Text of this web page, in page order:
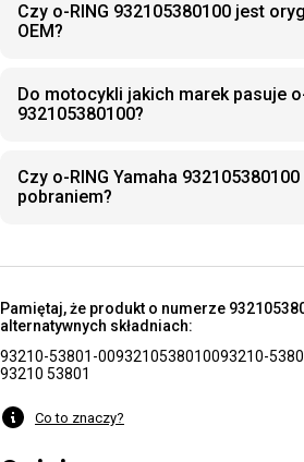
Czy o-RING 932105380100 jest
OEM?
Do motocykli jakich marek pasuje
932105380100?
Czy o-RING Yamaha
pobraniem?
Pamiętaj, że produkt o numerze
alternatywnych składniach:
93210-53801-0093210538010093210-
93210 53801
Co to znaczy?